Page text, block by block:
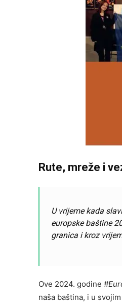
Rute, mreže i
U vrijeme kada
europske baštine
granica i kroz
Ove 2024. godine
naša baština, i u